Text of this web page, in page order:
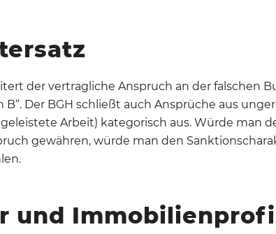
der vertragliche Anspruch an der falschen
B“. Der BGH schließt auch Ansprüche aus
Arbeit) kategorisch aus. Würde man
gewähren, würde man den
.
und